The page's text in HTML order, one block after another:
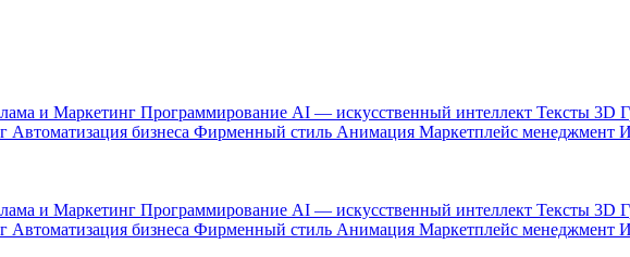
и Маркетинг Программирование AI — искусственный интеллект Тексты 3D
Автоматизация бизнеса Фирменный стиль Анимация Маркетплейс менеджмент
и Маркетинг Программирование AI — искусственный интеллект Тексты 3D
Автоматизация бизнеса Фирменный стиль Анимация Маркетплейс менеджмент